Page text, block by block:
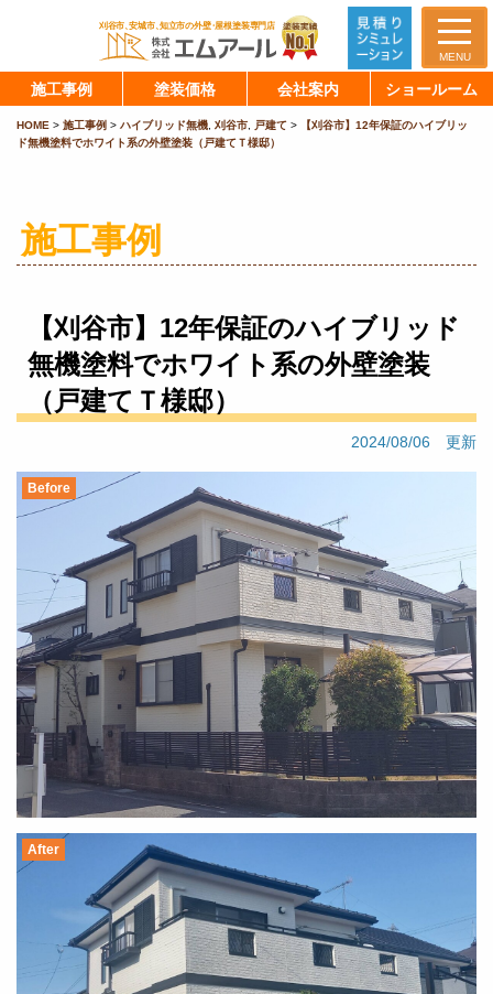
MENU
施工事例 塗装価格 会社案内 ショールーム
HOME > 施工事例 > ハイブリッド無機, 刈谷市, 戸建て >
【刈谷市】12年保証のハイブリッ
ド無機塗料でホワイト系の外壁塗装（戸建てＴ様邸）
施工事例
【刈谷市】12年保証のハイブリッド
無機塗料でホワイト系の外壁塗装
（戸建てＴ様邸）
2024/08/06 更新
Before
After